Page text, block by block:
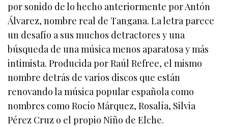
por sonido de lo hecho anteriormente por Antón
Álvarez, nombre real de Tangana. La letra parece
un desafío a sus muchos detractores y una
búsqueda de una música menos aparatosa y más
intimista. Producida por Raúl Refree, el mismo
nombre detrás de varios discos que están
renovando la música popular española como
nombres como Rocío Márquez, Rosalía, Silvia
Pérez Cruz o el propio Niño de Elche.